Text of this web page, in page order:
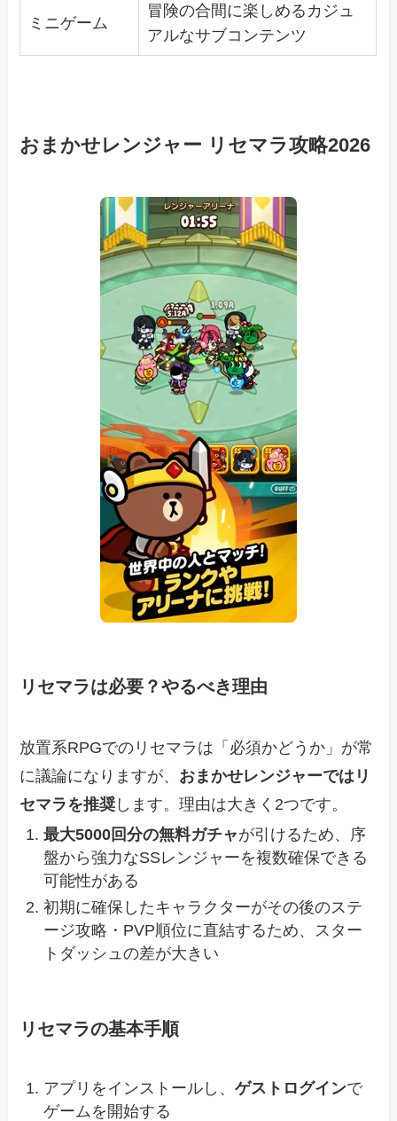
ミニゲーム
冒険の合間に楽しめるカジュ
アルなサブコンテンツ
おまかせレンジャー リセマラ攻略2026
リセマラは必要？やるべき理由
放置系RPGでのリセマラは「必須かどうか」が常
に議論になりますが、 おまかせレンジャーではリ
セマラを推奨 します。理由は大きく2つです。
最大5000回分の無料ガチャが引けるため、序
盤から強力なSSレンジャーを複数確保できる
可能性がある
初期に確保したキャラクターがその後のステ
ージ攻略・PVP順位に直結するため、スター
トダッシュの差が大きい
リセマラの基本手順
アプリをインストールし、ゲストログインで
ゲームを開始する